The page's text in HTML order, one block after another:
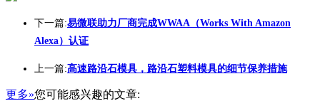
下一篇:易微联助力厂商完成WWAA（Works With Amazon
Alexa）认证
上一篇:高速路沿石模具，路沿石塑料模具的细节保养措施
更多»您可能感兴趣的文章: